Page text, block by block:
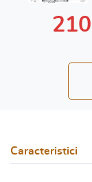
Caracteristici